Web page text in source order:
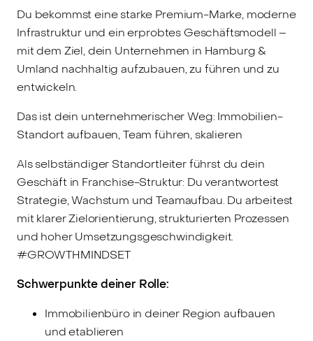
Du bekommst eine starke Premium-Marke, moderne
Infrastruktur und ein erprobtes Geschäftsmodell –
mit dem Ziel, dein Unternehmen in Hamburg &
Umland nachhaltig aufzubauen, zu führen und zu
entwickeln.
Das ist dein unternehmerischer Weg: Immobilien-
Standort aufbauen, Team führen, skalieren
Als selbständiger Standortleiter führst du dein
Geschäft in Franchise-Struktur: Du verantwortest
Strategie, Wachstum und Teamaufbau. Du arbeitest
mit klarer Zielorientierung, strukturierten Prozessen
und hoher Umsetzungsgeschwindigkeit.
#GROWTHMINDSET
Schwerpunkte deiner Rolle:
Immobilienbüro in deiner Region aufbauen
und etablieren